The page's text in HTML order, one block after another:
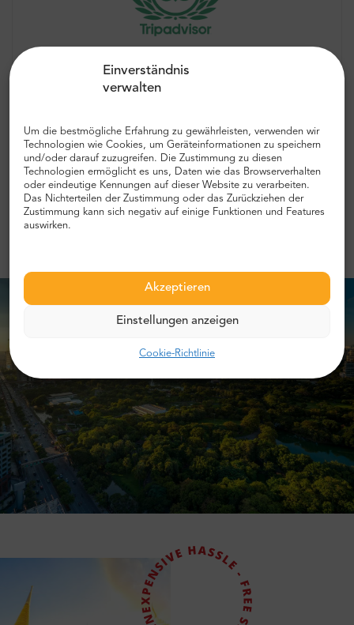
Einverständnis
verwalten
Um die bestmögliche Erfahrung zu gewährleisten, verwenden wir
Technologien wie Cookies, um Geräteinformationen zu speichern
und/oder darauf zuzugreifen. Die Zustimmung zu diesen
Technologien ermöglicht es uns, Daten wie das Browserverhalten
oder eindeutige Kennungen auf dieser Website zu verarbeiten.
Das Nichterteilen der Zustimmung oder das Zurückziehen der
Zustimmung kann sich negativ auf einige Funktionen und Features
auswirken.
Akzeptieren
Einstellungen anzeigen
Cookie-Richtlinie
“Eine tolle Erfahrung, die ihren Preis
wert ist!”
Das Beste vom Besten
5.0 2649 bewertungen
Mehr Meinungen prüfen